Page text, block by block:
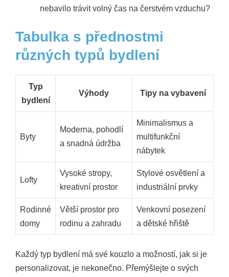
nebavilo trávit volný čas na čerstvém vzduchu?
Tabulka s přednostmi
různých typů bydlení
Typ
bydlení
Výhody Tipy na vybavení
Byty
Moderna, pohodlí
a snadná údržba
Minimalismus a
multifunkční
nábytek
Lofty
Vysoké stropy,
kreativní prostor
Stylové osvětlení a
industriální prvky
Rodinné
domy
Větší prostor pro
rodinu a zahradu
Venkovní posezení
a dětské hřiště
Každý typ bydlení má své kouzlo a možností, jak si je
personalizovat, je nekonečno. Přemýšlejte o svých